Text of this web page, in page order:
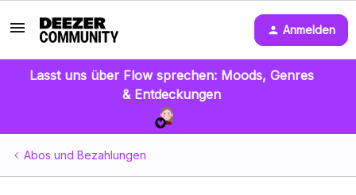
Anmelden
Lasst uns über Flow sprechen: Moods, Genres
& Entdeckungen
Abos und Bezahlungen